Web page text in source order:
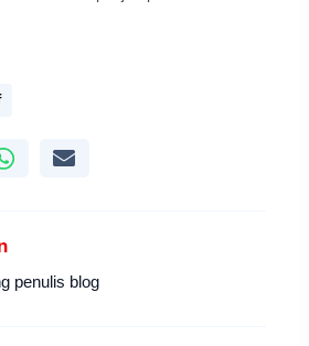
penulis blog